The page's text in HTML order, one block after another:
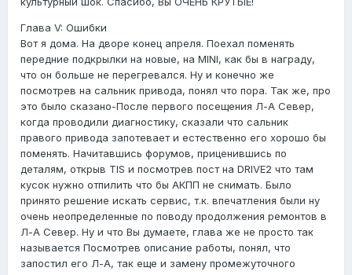
Глава V: Ошибки
Вот я дома. На дворе конец апреля. Поехал поменять
передние подкрылки на новые, на MINI, как бы в награду,
что он больше не перегревался. Ну и конечно же
посмотрев на сальник привода, понял что пора. Так же, про
это было сказано-После первого посещения Л-А Север,
когда проводили диагностику, сказали что сальник
правого привода запотевает и естественно его хорошо бы
поменять. Начитавшись форумов, приценившись по
деталям, открыв TIS и посмотрев пост на DRIVE2 что там
кусок нужно отпилить что бы АКПП не снимать. Было
принято решение искать сервис, т.к. впечатления были ну
очень неопределенные по поводу продолжения ремонтов в
Л-А Север. Ну и что Вы думаете, глава же не просто так
называется Посмотрев описание работы, понял, что
запостил его Л-А, так еще и замену промежуточного